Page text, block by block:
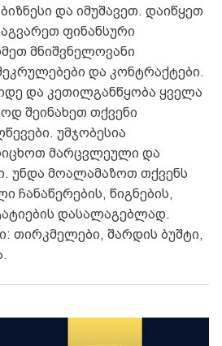
და იმუშავეთ. დაიწყეთ
ფინანსური
მნიშვნელოვანი
და კონტრაქტები.
და კეთილგანწყობა ყველა
შეინახეთ თქვენი
უმჯობესია
მარცვლეული და
უნდა მოალამაზოთ თქვენს
ჩანაწერების, წიგნების,
დასალაგებლად.
თირკმელები, შარდის ბუშტი,